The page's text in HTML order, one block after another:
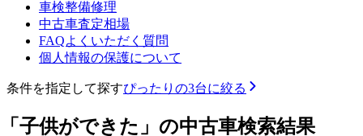
車検整備修理
中古車査定相場
FAQよくいただく質問
個人情報の保護について
条件を指定して探すぴったりの3台に絞る
「子供ができた」の中古車検索結果